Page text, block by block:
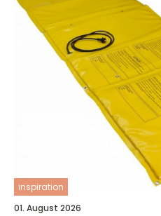
inspiration
01. August 2026